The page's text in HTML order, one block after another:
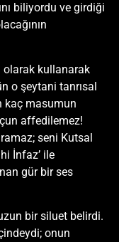
biliyordu ve girdiği
olarak kullanarak
o şeytani tanrısal
kaç masumun
affedilemez!
seni Kutsal
İnfaz’ ile
gür bir ses
bir siluet belirdi.
onun